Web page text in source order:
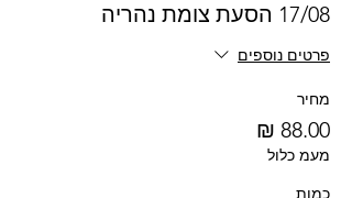
17/08 הסעת צומת נהריה
פרטים נוספים
מחיר
מעמ כלול
כמות